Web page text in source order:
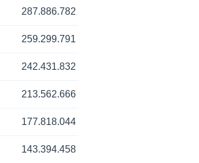
287.886.782
259.299.791
242.431.832
213.562.666
177.818.044
143.394.458